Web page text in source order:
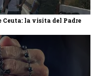
Ceuta: la visita del Padre